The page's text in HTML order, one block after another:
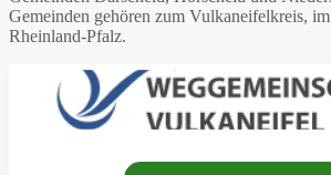
Gemeinden gehören zum Vulkaneifelkreis,
Rheinland-Pfalz.